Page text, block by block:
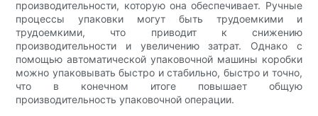
производительности, которую она обеспечивает. Ручные
процессы упаковки могут быть трудоемкими и
трудоемкими, что приводит к снижению
производительности и увеличению затрат. Однако с
помощью автоматической упаковочной машины коробки
можно упаковывать быстро и стабильно, быстро и точно,
что в конечном итоге повышает общую
производительность упаковочной операции.